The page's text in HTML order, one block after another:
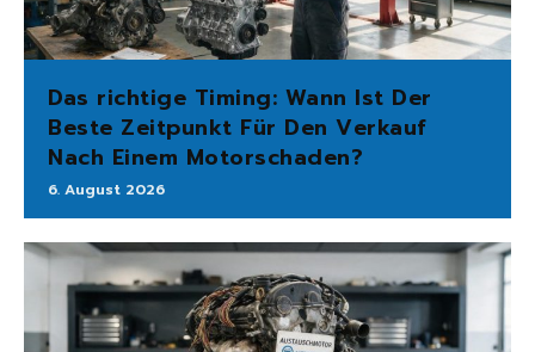
Das richtige Timing: Wann Ist Der
Beste Zeitpunkt Für Den Verkauf
Nach Einem Motorschaden?
6. August 2026